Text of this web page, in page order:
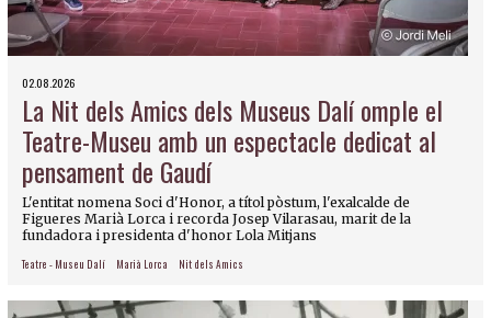
02.08.2026
La Nit dels Amics dels Museus Dalí omple el
Teatre-Museu amb un espectacle dedicat al
pensament de Gaudí
L'entitat nomena Soci d'Honor, a títol pòstum, l'exalcalde de
Figueres Marià Lorca i recorda Josep Vilarasau, marit de la
fundadora i presidenta d'honor Lola Mitjans
Teatre - Museu Dalí Marià Lorca Nit dels Amics